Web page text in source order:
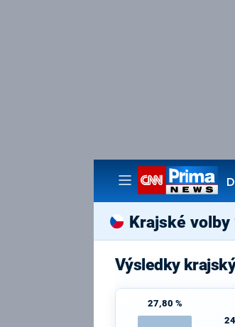
Krajské volby
Výsledky
27,80 %